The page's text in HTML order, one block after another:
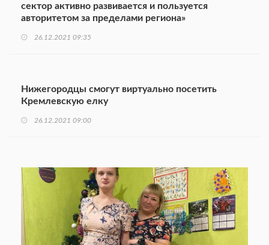
сектор активно развивается и пользуется
авторитетом за пределами региона»
26.12.2021 09:35
Нижегородцы смогут виртуально посетить
Кремлевскую елку
26.12.2021 09:00